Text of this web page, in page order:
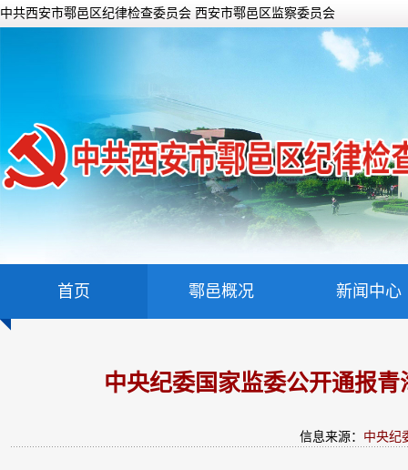
中共西安市鄠邑区纪律检查委员会 西安市鄠邑区监察委员会
首页 鄠邑概况 新闻中心
中央纪委国家监委公开通报
信息来源： 中央纪